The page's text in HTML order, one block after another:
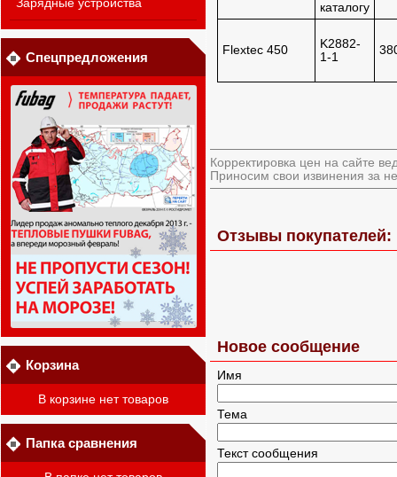
Зарядные устройства
Спецпредложения
Корзина
В корзине нет товаров
Папка сравнения
каталогу
Flextec 450
K2882-
1-1
Корректировка цен на сайте
Приносим свои извинения за
Отзывы покупателей:
Новое сообщение
Имя
Тема
Текст сообщения